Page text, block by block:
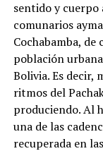
sentido y
comunarios
Cochabamba, de
población
Bolivia. Es decir,
ritmos del
produciendo. Al
una de las
recuperada en